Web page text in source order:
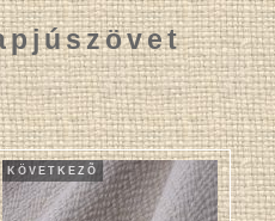
KÖVETKEZÕ